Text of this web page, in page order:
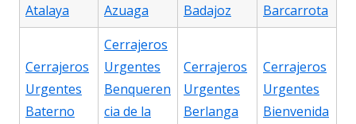
Atalaya
Azuaga
Badajoz
Barcarrota
Cerrajeros
Urgentes
Baterno
Cerrajeros
Urgentes
Benqueren
cia de la
Cerrajeros
Urgentes
Berlanga
Cerrajeros
Urgentes
Bienvenida